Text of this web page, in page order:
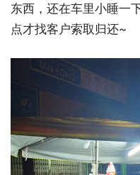
东西，还在车里小睡一
点才找客户索取归还~